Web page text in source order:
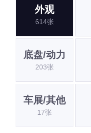
外观
614张
底盘/动力
203张
车展/其他
17张